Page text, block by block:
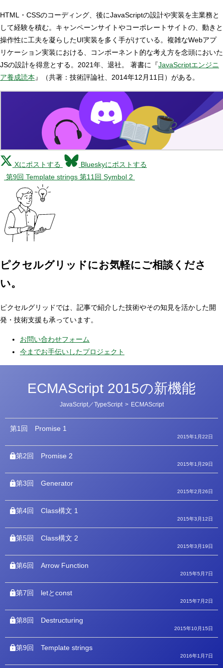
HTML・CSSのコーディング、後にJavaScriptの設計や実装を主業務と
して経験を積む。キャンペーンサイトやコーポレートサイトの、動きと
操作性に工夫を凝らしたUI実装を多く手がけている。複雑なWebアプ
リケーション実装における、コンポーネント的な考え方を念頭においた
JSの設計を得意とする。2021年、退社。 著書に『JavaScriptエンジニ
ア養成読本 』（共著：技術評論社、2014年12月11日）がある。
Xにポストする
Blueskyにポストする
第9回 Template strings 第11回 Symbol 2
ピクセルグリッドにお気軽にご相談くださ
い。
ピクセルグリッドでは、記事で紹介した技術やその知見を活かした開
発・技術支援も承っています。
お問い合わせフォーム
今までお手伝いしたプロジェクト
ECMAScript 2015の新機能
カ
ゴ
リ
ー
JavaScript／TypeScript > ECMAScript
第1回 Promise 1
2015年1月22日
第2回 Promise 2
2015年1月29日
第3回 Generator
2015年2月26日
第4回 Class構文 1
2015年3月12日
第5回 Class構文 2
2015年3月19日
第6回 Arrow Function
2015年5月7日
第7回 letとconst
2015年7月2日
第8回 Destructuring
2015年10月15日
第9回 Template strings
2016年1月7日